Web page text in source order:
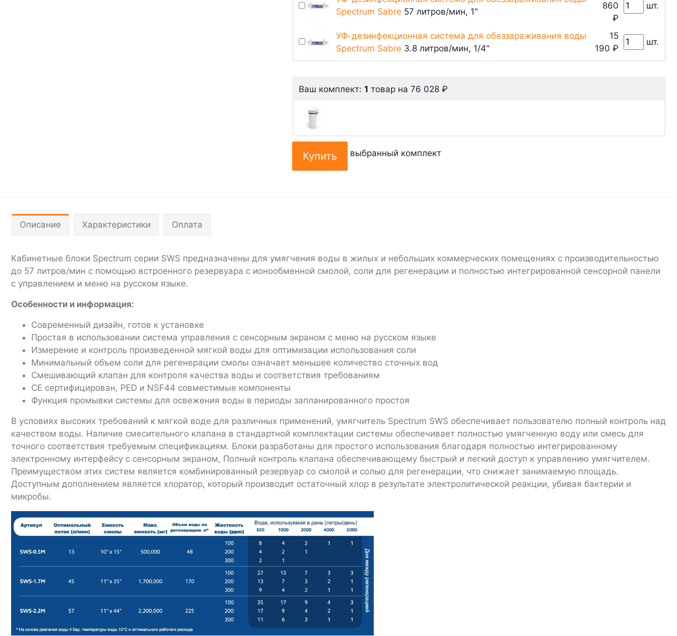
Spectrum Sabre 57 литров/мин, 1"
860
₽
шт.
УФ-дезинфекционная система для обеззараживания воды
Spectrum Sabre 3.8 литров/мин, 1/4"
15
190₽
шт.
Ваш комплект:1 товар на 76 028₽
выбранный комплект
Описание Характеристики Оплата
Кабинетные блоки Spectrum серии SWS предназначены для умягчения воды в жилых и небольших коммерческих помещениях с производительностью
до 57 литров/мин с помощью встроенного резервуара с ионообменной смолой, соли для регенерации и полностью интегрированной сенсорной панели
с управлением и меню на русском языке.
Особенности и информация:
Современный дизайн, готов к установке
Простая в использовании система управления с сенсорным экраном с меню на русском языке
Измерение и контроль произведенной мягкой воды для оптимизации использования соли
Минимальный объем соли для регенерации смолы означает меньшее количество сточных вод
Смешивающий клапан для контроля качества воды и соответствия требованиям
CE сертифицирован, PED и NSF44 совместимые компоненты
Функция промывки системы для освежения воды в периоды запланированного простоя
В условиях высоких требований к мягкой воде для различных применений, умягчитель Spectrum SWS обеспечивает пользователю полный контроль над
качеством воды. Наличие смесительного клапана в стандартной комплектации системы обеспечивает полностью умягченную воду или смесь для
точного соответствия требуемым спецификациям. Блоки разработаны для простого использования благодаря полностью интегрированному
электронному интерфейсу с сенсорным экраном, Полный контроль клапана обеспечивающему быстрый и легкий доступ к управлению умягчителем.
Преимуществом этих систем является комбинированный резервуар со смолой и солью для регенерации, что снижает занимаемую площадь.
Доступным дополнением является хлоратор, который производит остаточный хлор в результате электролитической реакции, убивая бактерии и
микробы.